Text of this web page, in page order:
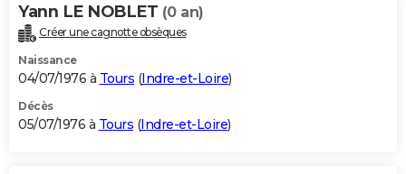
Yann LE NOBLET (0 an)
Créer une cagnotte obsèques
Naissance
04/07/1976 à Tours (Indre-et-Loire)
Décès
05/07/1976 à Tours (Indre-et-Loire)